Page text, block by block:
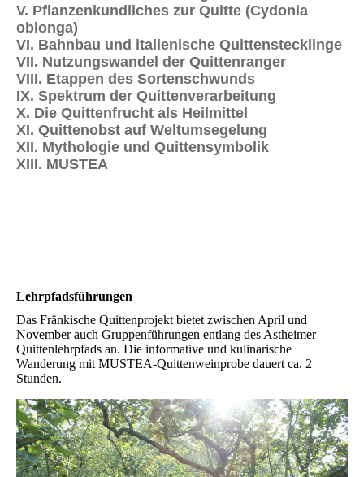
V. Pflanzenkundliches zur Quitte (Cydonia
oblonga)
VI. Bahnbau und italienische Quittenstecklinge
VII. Nutzungswandel der Quittenranger
VIII. Etappen des Sortenschwunds
IX. Spektrum der Quittenverarbeitung
X. Die Quittenfrucht als Heilmittel
XI. Quittenobst auf Weltumsegelung
XII. Mythologie und Quittensymbolik
XIII. MUSTEA
Lehrpfadsführungen
Das Fränkische Quittenprojekt bietet zwischen April und
November auch Gruppenführungen entlang des Astheimer
Quittenlehrpfads an. Die informative und kulinarische
Wanderung mit MUSTEA-Quittenweinprobe dauert ca. 2
Stunden.